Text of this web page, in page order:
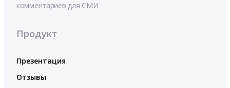
комментариев для СМИ
Продукт
Презентация
Отзывы